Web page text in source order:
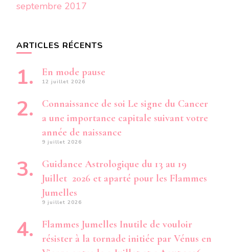
septembre 2017
ARTICLES RÉCENTS
En mode pause
12 juillet 2026
Connaissance de soi Le signe du Cancer
a une importance capitale suivant votre
année de naissance
9 juillet 2026
Guidance Astrologique du 13 au 19
Juillet 2026 et aparté pour les Flammes
Jumelles
9 juillet 2026
Flammes Jumelles Inutile de vouloir
résister à la tornade initiée par Vénus en